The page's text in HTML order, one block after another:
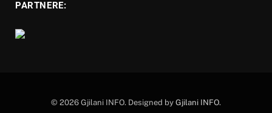
PARTNERE:
© 2026 Gjilani INFO. Designed by Gjilani INFO.